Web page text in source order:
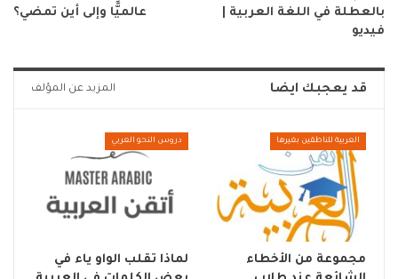
بالعطلة في اللغة العربية |
فيديو
عالميًّا وإلى أين تمضي؟
قد يعجبك ايضا المزيد عن المؤلف
العربية للناطقين بغيرها
مجموعة من الأخطاء
دروس النحو العربي
لماذا تقلب الواو ياء في